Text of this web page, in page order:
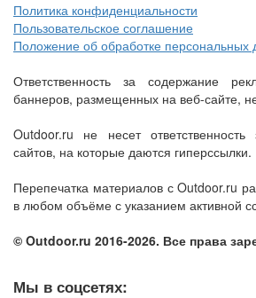
Политика конфиденциальности
Пользовательское соглашение
Положение об обработке персональных
Ответственность за содержание
баннеров, размещенных на веб-сайте,
Outdoor.ru не несет
сайтов, на которые даются гиперссылки.
Перепечатка материалов с Outdoor.ru
в любом объёме с указанием активной
© Outdoor.ru 2016-2026. Все права
Мы в соцсетях: